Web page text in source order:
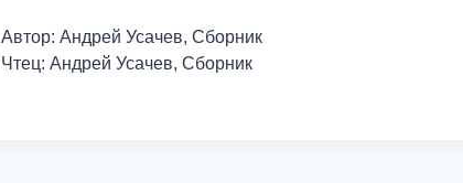
Автор: Андрей Усачев, Сборник
Чтец: Андрей Усачев, Сборник